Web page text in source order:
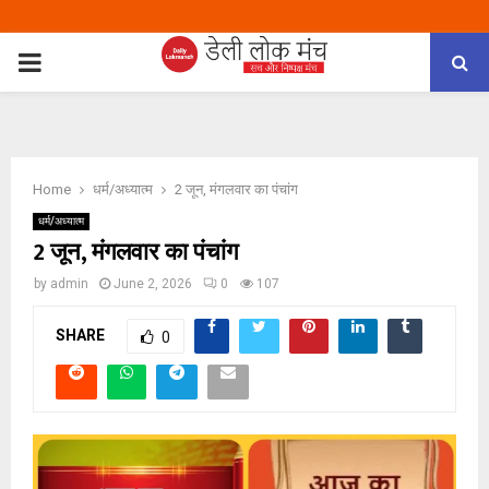
PRIMARY
Home धर्म/अध्यात्म 2 जून, मंगलवार का पंचांग
धर्म/अध्यात्म
2 जून, मंगलवार का पंचांग
by admin June 2, 2026 0 107
SHARE 0